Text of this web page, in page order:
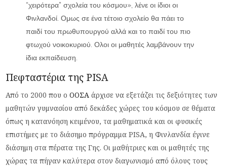
“χειρότερα” σχολεία του κόσμου», λένε οι ίδιοι οι
Φινλανδοί. Ομως σε ένα τέτοιο σχολείο θα πάει το
παιδί του πρωθυπουργού αλλά και το παιδί του πιο
φτωχού νοικοκυριού. Ολοι οι μαθητές λαμβάνουν την
ίδια εκπαίδευση.
Πεφταστέρια της PISA
Από το 2000 που οΟΟΣΑ άρχισε να εξετάζει τις δεξιότητες των
μαθητών γυμνασίου από δεκάδες χώρες του κόσμου σε θέματα
όπως η κατανόηση κειμένου, τα μαθηματικά και οι φυσικές
επιστήμες με το διάσημο πρόγραμμα PISA, η Φινλανδία έγινε
διάσημη στα πέρατα της Γης. Οι μαθήτριες και οι μαθητές της
χώρας τα πήγαν καλύτερα στον διαγωνισμό από όλους τους